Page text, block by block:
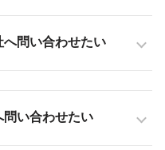
問い合わせたい
い合わせたい